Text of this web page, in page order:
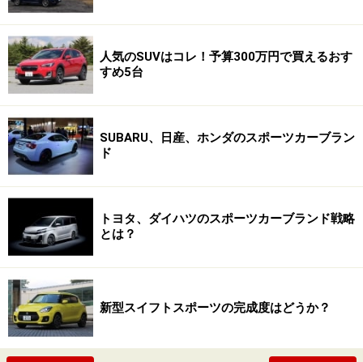
人気のSUVはコレ！予算300万円で買えるおす
すめ5台
SUBARU、日産、ホンダのスポーツカーブラン
ド
トヨタ、ダイハツのスポーツカーブランド戦略
とは？
新型スイフトスポーツの完成度はどうか？